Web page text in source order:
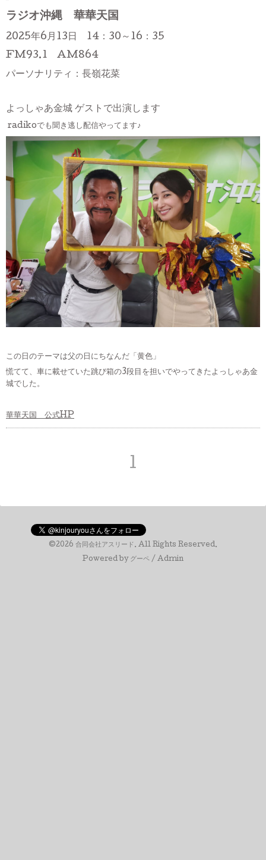
ラジオ沖縄 華華天国
2025年6月13日 14：30～16：35
FM93.1 AM864
パーソナリティ：長嶺花菜
よっしゃあ金城 ゲストで出演します
radikoでも聞き逃し配信やってます♪
この日のテーマは父の日にちなんだ「黄色」
慌てて、車に載せていた跳び箱の3段目を担いでやってきたよっしゃあ金
城でした。
華華天国 公式HP
1
©2026 合同会社アスリード . All Rights Reserved.
Powered by グーペ / Admin